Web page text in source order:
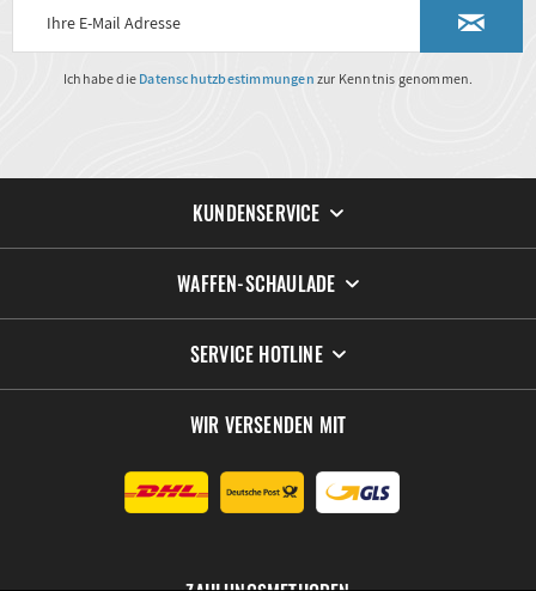
Ich habe die Datenschutzbestimmungen zur Kenntnis genommen.
KUNDENSERVICE
WAFFEN-SCHAULADE
SERVICE HOTLINE
WIR VERSENDEN MIT